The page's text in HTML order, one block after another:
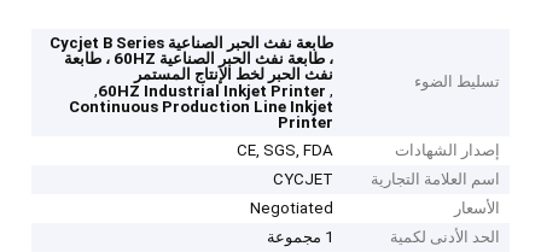
تسليط الضوء
طابعة نفث الحبر الصناعية Cycjet B Series
، طابعة نفث الحبر الصناعية 60HZ ، طابعة
نفث الحبر لخط الإنتاج المستمر
,
60HZ Industrial Inkjet Printer
,
Continuous Production Line Inkjet
Printer
إصدار الشهادات
CE, SGS, FDA
اسم العلامة التجارية
CYCJET
الأسعار
Negotiated
الحد الأدنى لكمية
1 مجموعة